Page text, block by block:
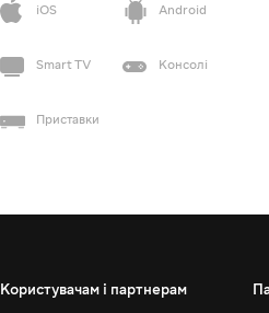
iOS
Android
Smart TV Консолі
Приставки
Користувачам і партнерам